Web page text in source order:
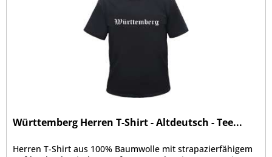
Württemberg Herren T-Shirt - Altdeutsch - Tee...
Herren T-Shirt aus 100% Baumwolle mit strapazierfähigem